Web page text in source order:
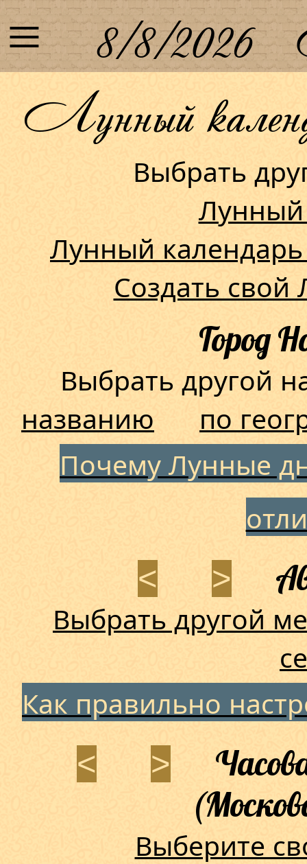
≡ 8/8/2026
Лунный
Выбрать
Лунный
Лунный
Создать
Город
Выбрать другой
названию
по
Почему Лунные
< >
Выбрать другой
Как правильно
< >
Выберите